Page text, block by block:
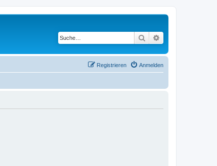
Suche
Anmelden
Registrieren